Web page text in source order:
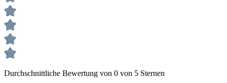
Durchschnittliche Bewertung von 0 von 5 Sternen